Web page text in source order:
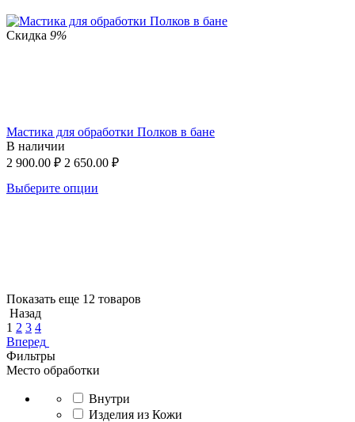
Скидка 9%
Мастика для обработки Полков в бане
В наличии
2 900.00 ₽ 2 650.00 ₽
Выберите опции
Показать еще 12 товаров
Назад
1 2 3 4
Вперед
Фильтры
Место обработки
Внутри
Изделия из Кожи